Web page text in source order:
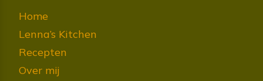
Home
Lenna’s Kitchen
Recepten
Over mij